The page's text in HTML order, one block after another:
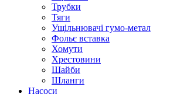
Трубки
Тяги
Ущільнювачі гумо-метал
Фольє вставка
Хомути
Хрестовини
Шайби
Шланги
Насоси